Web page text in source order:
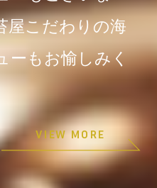
屋こだわりの海
ーもお愉しみく
VIEW MORE